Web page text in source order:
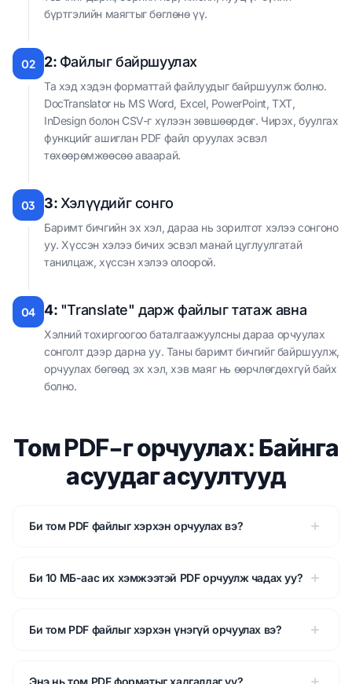
бүртгэлийн маягтыг бөглөнө үү.
02 2: Файлыг байршуулах
Та хэд хэдэн форматтай файлуудыг байршуулж болно.
DocTranslator нь MS Word, Excel, PowerPoint, TXT,
InDesign болон CSV-г хүлээн зөвшөөрдөг. Чирэх, буулгах
функцийг ашиглан PDF файл оруулах эсвэл
төхөөрөмжөөсөө аваарай.
03 3:Хэлүүдийг сонго
Баримт бичгийн эх хэл, дараа нь зорилтот хэлээ сонгоно
уу. Хүссэн хэлээ бичих эсвэл манай цуглуулгатай
танилцаж, хүссэн хэлээ олоорой.
04 4: "Translate" дарж файлыг татаж авна
Хэлний тохиргоогоо баталгаажуулсны дараа орчуулах
сонголт дээр дарна уу. Таны баримт бичгийг байршуулж,
орчуулах бөгөөд эх хэл, хэв маяг нь өөрчлөгдөхгүй байх
болно.
Том PDF-г орчуулах: Байнга
асуудаг асуултууд
Би том PDF файлыг хэрхэн орчуулах вэ?
Би 10 МБ-аас их хэмжээтэй PDF орчуулж чадах уу?
Би том PDF файлыг хэрхэн үнэгүй орчуулах вэ?